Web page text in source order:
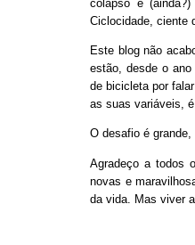
colapso e
Ciclocidade, ciente
Este blog não
estão, desde o ano
de bicicleta por
as suas variáveis,
O desafio é
Agradeço a todos
novas e
da vida. Mas viver